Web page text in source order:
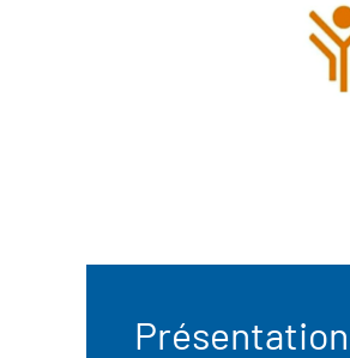
Présentation